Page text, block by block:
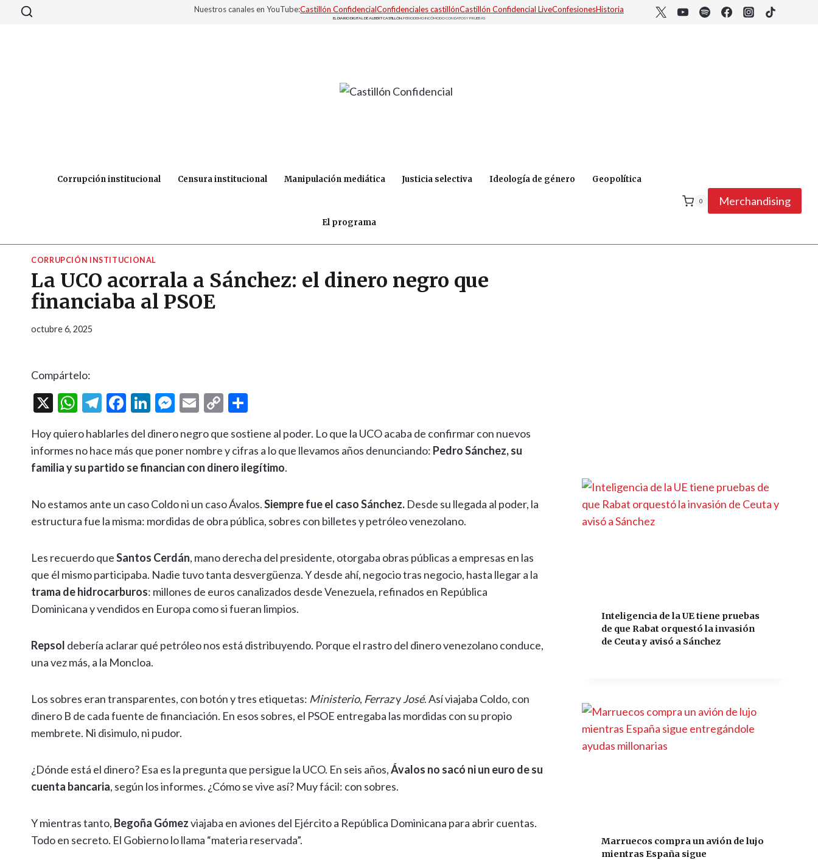
Saltar
Nuestros canales en YouTube:Castillón ConfidencialConfidenciales castillónCastillón Confidencial LiveConfesionesHistoria
EL DIARIO DIGITAL DE ALBERT CASTILLÓN. PERIODISMO INCÓMODO CON DATOS Y PRUEBAS
Corrupción institucional Censura institucional Manipulación mediática Justicia selectiva Ideología de género Geopolítica
El programa
0 Merchandising
CORRUPCIÓN INSTITUCIONAL
La UCO acorrala a Sánchez: el dinero negro que
financiaba al PSOE
octubre 6, 2025
Compártelo:
X
W
at
s
A
p
p
T
e
gr
m
F
e
b
o
k
Li
ke
dI
M
se
n
er
E
ai
l
C
p
y
n
k
m
p
ar
ti
r
Hoy quiero hablarles del dinero negro que sostiene al poder. Lo que la UCO acaba de confirmar con nuevos
informes no hace más que poner nombre y cifras a lo que llevamos años denunciando: Pedro Sánchez, su
familia y su partido se financian con dinero ilegítimo.
No estamos ante un caso Coldo ni un caso Ávalos.Siempre fue el caso Sánchez. Desde su llegada al poder, la
estructura fue la misma: mordidas de obra pública, sobres con billetes y petróleo venezolano.
Les recuerdo queSantos Cerdán, mano derecha del presidente, otorgaba obras públicas a empresas en las
que él mismo participaba. Nadie tuvo tanta desvergüenza. Y desde ahí, negocio tras negocio, hasta llegar a la
trama de hidrocarburos: millones de euros canalizados desde Venezuela, refinados en República
Dominicana y vendidos en Europa como si fueran limpios.
Repsol debería aclarar qué petróleo nos está distribuyendo. Porque el rastro del dinero venezolano conduce,
una vez más, a la Moncloa.
Los sobres eran transparentes, con botón y tres etiquetas: Ministerio, FerrazyJosé. Así viajaba Coldo, con
dinero B de cada fuente de financiación. En esos sobres, el PSOE entregaba las mordidas con su propio
membrete. Ni disimulo, ni pudor.
¿Dónde está el dinero? Esa es la pregunta que persigue la UCO. En seis años,Ávalos no sacó ni un euro de su
cuenta bancaria, según los informes. ¿Cómo se vive así? Muy fácil: con sobres.
Y mientras tanto, Begoña Gómezviajaba en aviones del Ejército a República Dominicana para abrir cuentas.
Todo en secreto. El Gobierno lo llama “materia reservada”.
Inteligencia de la UE tiene pruebas
de que Rabat orquestó la invasión
de Ceuta y avisó a Sánchez
Marruecos compra un avión de lujo
mientras España sigue